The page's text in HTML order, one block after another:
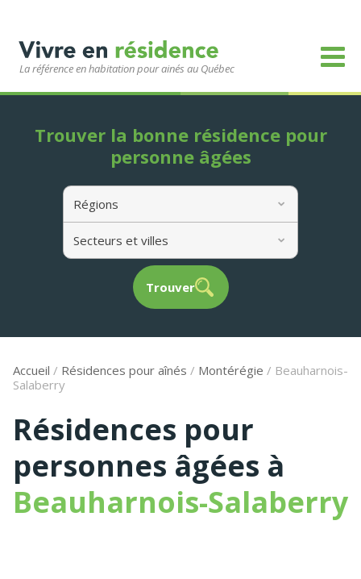
La référence en habitation pour ainés au Québec
Régions
Secteurs et villes
Trouver
Trouver la bonne résidence pour
personne âgées
Accueil / Résidences pour aînés / Montérégie / Beauharnois-
Salaberry
Résidences pour
personnes âgées à
Beauharnois-Salaberry